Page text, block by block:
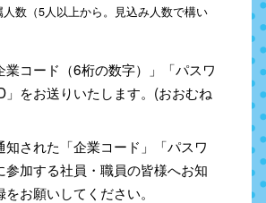
人数（5人以上から。見込み人数で構い
コード（6桁の数字）」「パスワ
」をお送りいたします。(おおむね
された「企業コード」「パスワ
参加する社員・職員の皆様へお知
お願いしてください。